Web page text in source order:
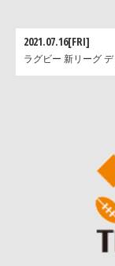
2021.07.16[FRI]
ラグビー 新リーグ